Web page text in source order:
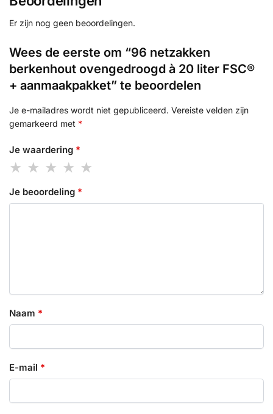
Er zijn nog geen beoordelingen.
Wees de eerste om “96 netzakken
berkenhout ovengedroogd à 20 liter FSC®
+ aanmaakpakket” te beoordelen
Je e-mailadres wordt niet gepubliceerd. Vereiste velden zijn
gemarkeerd met *
Je waardering *
Je beoordeling *
Naam *
E-mail *